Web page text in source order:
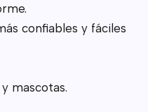
confiables y fáciles
mascotas.